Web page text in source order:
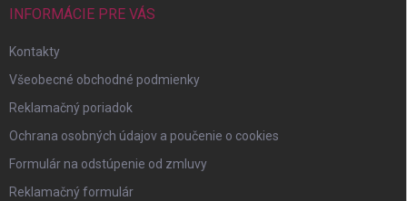
INFORMÁCIE PRE VÁS
Kontakty
Všeobecné obchodné podmienky
Reklamačný poriadok
Ochrana osobných údajov a poučenie o cookies
Formulár na odstúpenie od zmluvy
Reklamačný formulár